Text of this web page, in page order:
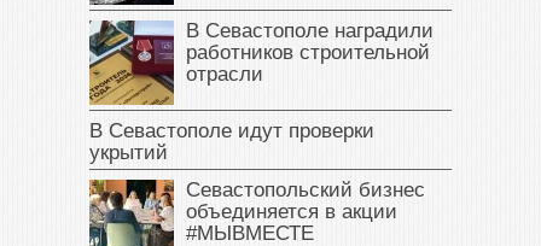
В Севастополе наградили
работников строительной
отрасли
В Севастополе идут проверки
укрытий
Севастопольский бизнес
объединяется в акции
#МЫВМЕСТЕ